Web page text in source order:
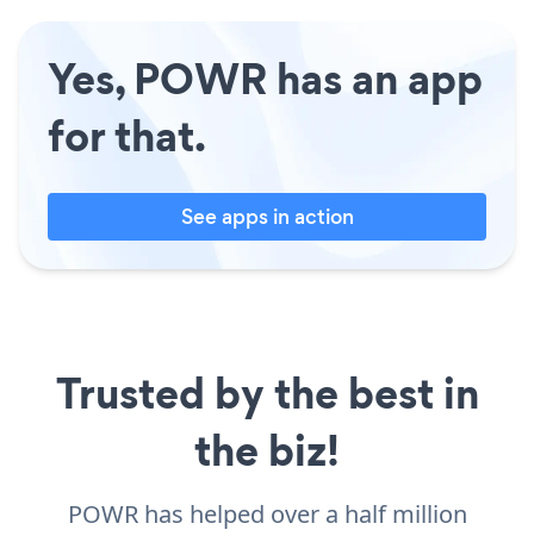
Yes, POWR has an app
for that.
See apps in action
Trusted by the best in
the biz!
POWR has helped over a half million